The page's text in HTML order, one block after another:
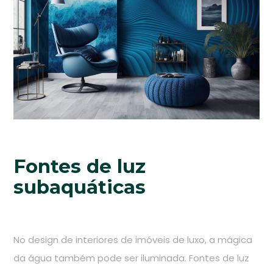
Fontes de luz
subaquáticas
No design de interiores de imóveis de luxo, a mágica
da água também pode ser iluminada. Fontes de luz